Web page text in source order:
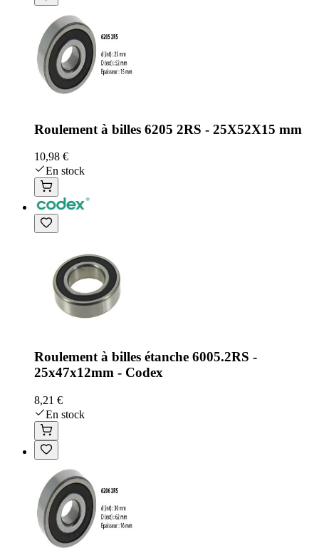
Roulement à billes 6205 2RS - 25X52X15 mm
10,98 €
En stock
Roulement à billes étanche 6005.2RS -
25x47x12mm - Codex
8,21 €
En stock